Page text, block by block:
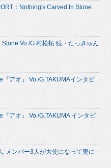
：Nothing's Carved In Stone
Stone Vo./G.村松拓 続・たっきゅん
アオ』 Vo./G.TAKUMAインタビ
アオ』 Vo./G.TAKUMA インタビ
メンバー3人が大使になって更に